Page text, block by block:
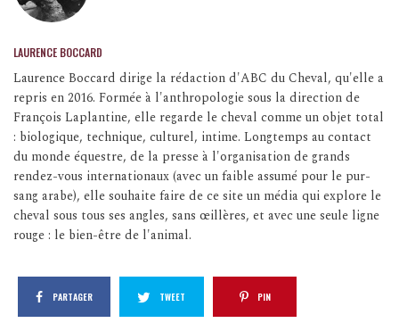
LAURENCE BOCCARD
Laurence Boccard dirige la rédaction d'ABC du Cheval, qu'elle a
repris en 2016. Formée à l'anthropologie sous la direction de
François Laplantine, elle regarde le cheval comme un objet total
: biologique, technique, culturel, intime. Longtemps au contact
du monde équestre, de la presse à l'organisation de grands
rendez-vous internationaux (avec un faible assumé pour le pur-
sang arabe), elle souhaite faire de ce site un média qui explore le
cheval sous tous ses angles, sans œillères, et avec une seule ligne
rouge : le bien-être de l'animal.
PARTAGER TWEET PIN